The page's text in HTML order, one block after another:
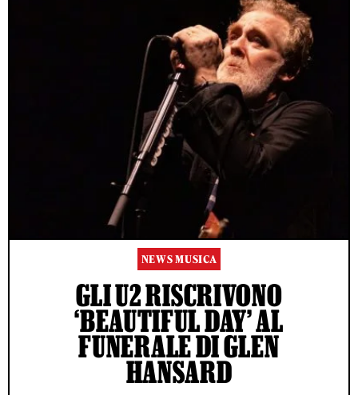
NEWS MUSICA
GLI U2 RISCRIVONO
‘BEAUTIFUL DAY’ AL
FUNERALE DI GLEN
HANSARD